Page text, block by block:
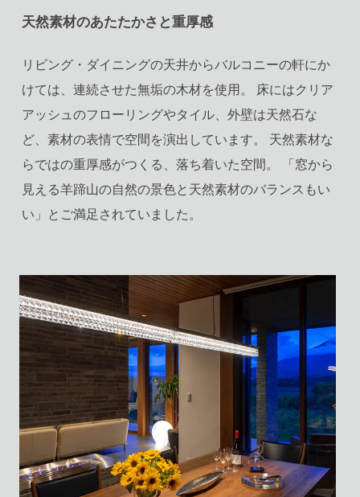
天然素材のあたたかさと重厚感
リビング・ダイニングの天井からバルコニーの軒にか
けては、連続させた無垢の木材を使用。 床にはクリア
アッシュのフローリングやタイル、外壁は天然石な
ど、素材の表情で空間を演出しています。 天然素材な
らではの重厚感がつくる、落ち着いた空間。 「窓から
見える羊蹄山の自然の景色と天然素材のバランスもい
い」とご満足されていました。